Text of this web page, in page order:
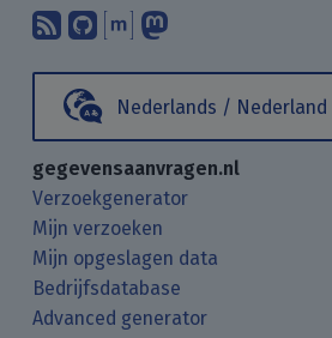
Abonneer op onze
Vind ons op
Praat met ons
Nederlands / Nederland
gegevensaanvragen.nl
Verzoekgenerator
Mijn verzoeken
Mijn opgeslagen data
Bedrijfsdatabase
Advanced generator